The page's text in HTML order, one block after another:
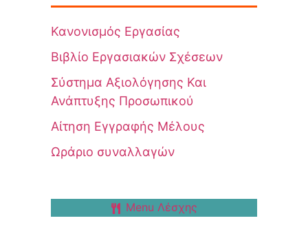
Κανονισμός Εργασίας
Βιβλίο Εργασιακών Σχέσεων
Σύστημα Αξιολόγησης Και
Ανάπτυξης Προσωπικού
Αίτηση Εγγραφής Μέλους
Ωράριο συναλλαγών
Menu Λέσχης